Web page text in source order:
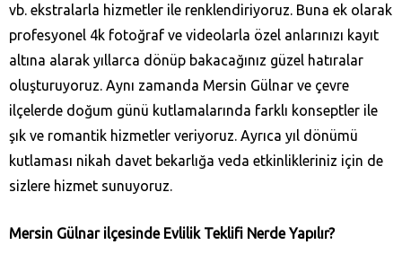
vb. ekstralarla hizmetler ile renklendiriyoruz. Buna ek olarak
profesyonel 4k fotoğraf ve videolarla özel anlarınızı kayıt
altına alarak yıllarca dönüp bakacağınız güzel hatıralar
oluşturuyoruz. Aynı zamanda Mersin Gülnar ve çevre
ilçelerde doğum günü kutlamalarında farklı konseptler ile
şık ve romantik hizmetler veriyoruz. Ayrıca yıl dönümü
kutlaması nikah davet bekarlığa veda etkinlikleriniz için de
sizlere hizmet sunuyoruz.
Mersin Gülnar ilçesinde Evlilik Teklifi Nerde Yapılır?